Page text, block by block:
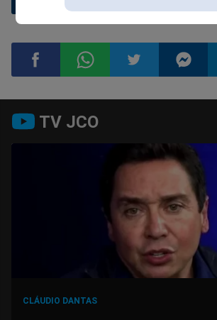
Compartilhar
WhatsappTwitter
no
TV JCO
CLÁUDIO DANTAS